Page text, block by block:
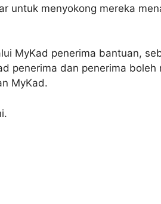
untuk menyokong mereka
MyKad penerima bantuan,
penerima dan penerima boleh
MyKad.